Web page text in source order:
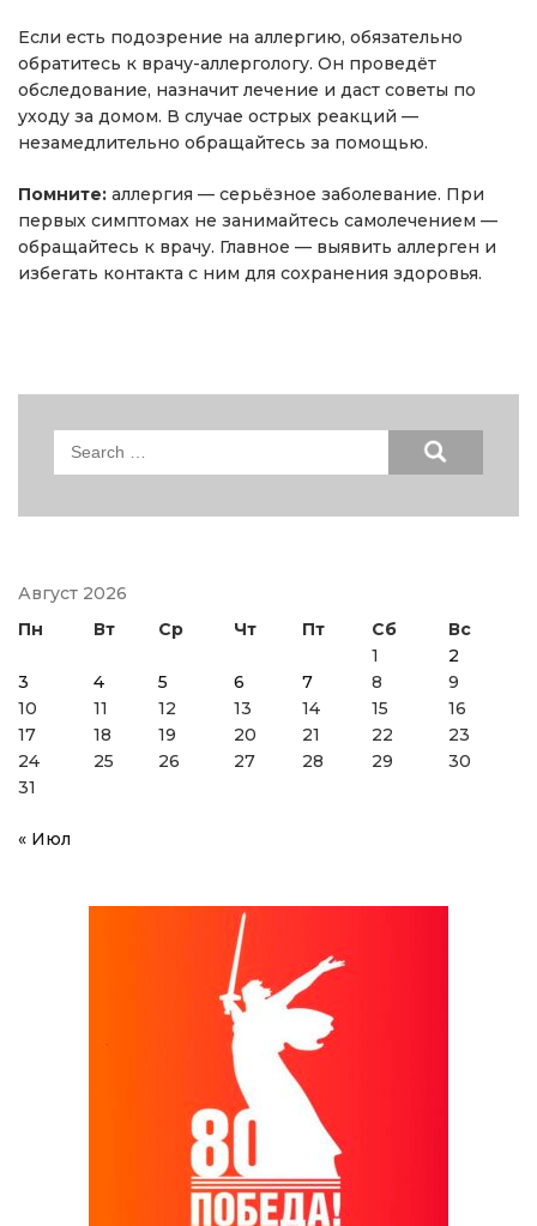
Если есть подозрение на аллергию, обязательно
обратитесь к врачу-аллергологу. Он проведёт
обследование, назначит лечение и даст советы по
уходу за домом. В случае острых реакций —
незамедлительно обращайтесь за помощью.
Помните: аллергия — серьёзное заболевание. При
первых симптомах не занимайтесь самолечением —
обращайтесь к врачу. Главное — выявить аллерген и
избегать контакта с ним для сохранения здоровья.
Search
Август 2026
Пн
Вт Ср Чт Пт Сб
Вс
1
2
3
4 5 6 7 8
9
10
11 12 13 14 15
16
17
18 19 20 21 22
23
24
25 26 27 28 29
30
31
« Июл